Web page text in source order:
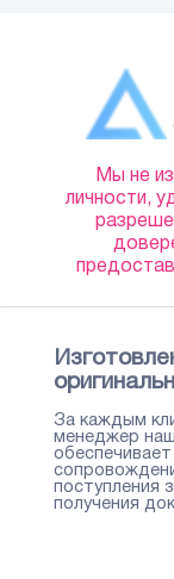
Мы не
личности,
За каждым
менеджер
поступления
получения